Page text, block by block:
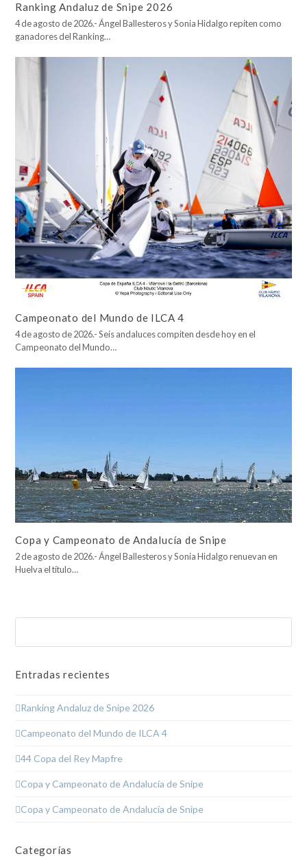
Ranking Andaluz de Snipe 2026
4 de agosto de 2026.- Ángel Ballesteros y Sonia Hidalgo repiten como
ganadores del Ranking…
Campeonato del Mundo de ILCA 4
4 de agosto de 2026.- Seis andaluces compiten desde hoy en el
Campeonato del Mundo…
Copa y Campeonato de Andalucía de Snipe
2 de agosto de 2026.- Ángel Ballesteros y Sonia Hidalgo renuevan en
Huelva el título…
Entradas recientes
Ranking Andaluz de Snipe 2026
Campeonato del Mundo de ILCA 4
44 Copa del Rey Mapfre
Copa y Campeonato de Andalucía de Snipe
Copa y Campeonato de Andalucía de Snipe
Categorías